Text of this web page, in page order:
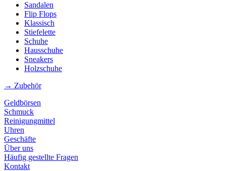
Sandalen
Flip Flops
Klassisch
Stiefelette
Schuhe
Hausschuhe
Sneakers
Holzschuhe
→ Zubehör
Geldbörsen
Schmuck
Reinigungmittel
Uhren
Geschäfte
Über uns
Häufig gestellte Fragen
Kontakt